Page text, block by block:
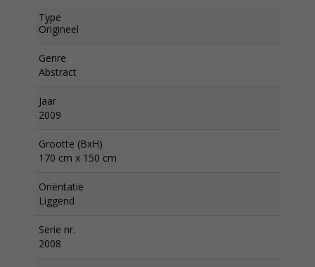
Type
Origineel
Genre
Abstract
Jaar
2009
Grootte (BxH)
170 cm x 150 cm
Oriëntatie
Liggend
Serie nr.
2008